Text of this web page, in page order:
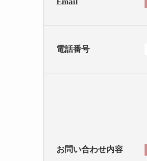
電話番号
お問い合わせ内容